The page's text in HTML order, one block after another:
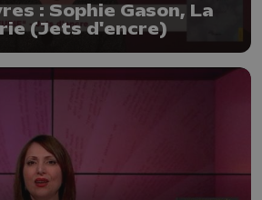
: Sophie Gason, La
(Jets d'encre)